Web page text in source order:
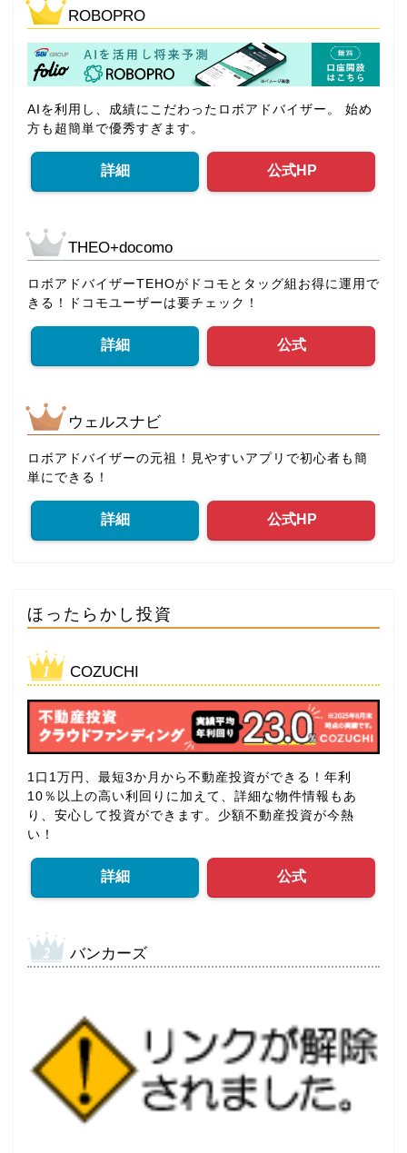
ROBOPRO
AIを利用し、成績にこだわったロボアドバイザー。 始め
方も超簡単で優秀すぎます。
詳細 公式HP
THEO+docomo
ロボアドバイザーTEHOがドコモとタッグ組お得に運用で
きる！ドコモユーザーは要チェック！
詳細 公式
ウェルスナビ
ロボアドバイザーの元祖！見やすいアプリで初心者も簡
単にできる！
詳細 公式HP
ほったらかし投資
COZUCHI
1口1万円、最短3か月から不動産投資ができる！年利
10％以上の高い利回りに加えて、詳細な物件情報もあ
り、安心して投資ができます。少額不動産投資が今熱
い！
詳細 公式
バンカーズ